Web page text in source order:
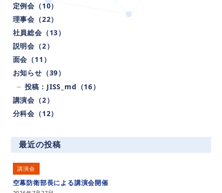
定例会（10）
理事会（22）
社員総会（13）
説明会（2）
面会（11）
お知らせ（39）
投稿：JISS_md（16）
講演会（2）
分科会（12）
最近の投稿
講演会
空幕防衛部長による講演会開催